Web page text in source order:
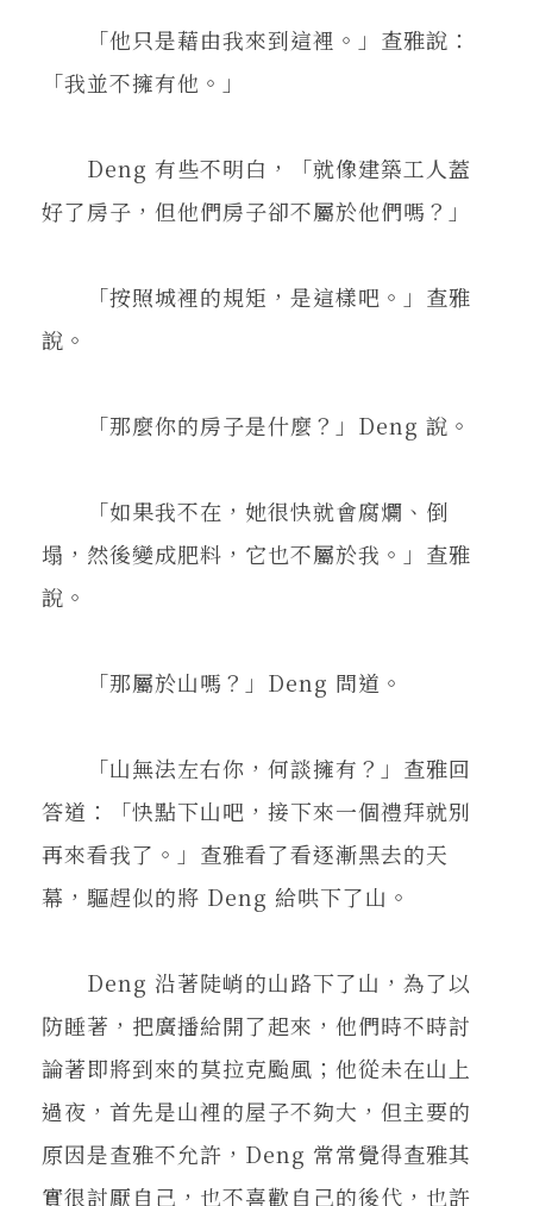
「他只是藉由我來到這裡。」查雅說：
「我並不擁有他。」
Deng 有些不明白，「就像建築工人蓋
好了房子，但他們房子卻不屬於他們嗎？」
「按照城裡的規矩，是這樣吧。」查雅
說。
「那麼你的房子是什麼？」Deng 說。
「如果我不在，她很快就會腐爛、倒
塌，然後變成肥料，它也不屬於我。」查雅
說。
「那屬於山嗎？」Deng 問道。
「山無法左右你，何談擁有？」查雅回
答道：「快點下山吧，接下來一個禮拜就別
再來看我了。」查雅看了看逐漸黑去的天
幕，驅趕似的將 Deng 給哄下了山。
Deng 沿著陡峭的山路下了山，為了以
防睡著，把廣播給開了起來，他們時不時討
論著即將到來的莫拉克颱風；他從未在山上
過夜，首先是山裡的屋子不夠大，但主要的
原因是查雅不允許，Deng 常常覺得查雅其
實很討厭自己，也不喜歡自己的後代，也許